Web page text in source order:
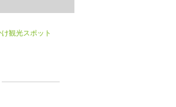
観光スポット